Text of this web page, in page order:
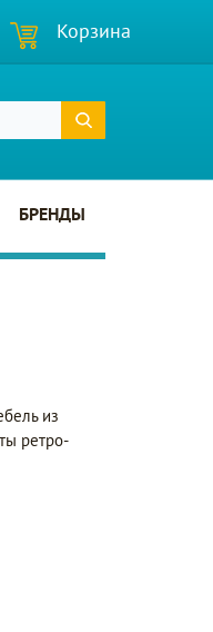
Корзина
БРЕНДЫ
из
ретро-